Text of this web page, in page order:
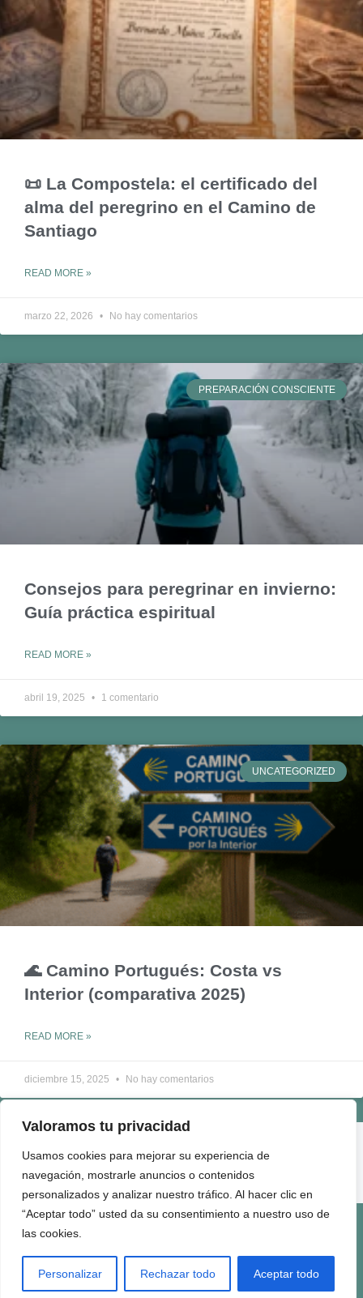
Valoramos tu privacidad
Usamos cookies para mejorar su experiencia de
navegación, mostrarle anuncios o contenidos
personalizados y analizar nuestro tráfico. Al hacer clic en
“Aceptar todo” usted da su consentimiento a nuestro uso de
las cookies.
Personalizar Rechazar todo Aceptar todo
📜 La Compostela: el certificado del
alma del peregrino en el Camino de
Santiago
READ MORE »
marzo 22, 2026 No hay comentarios
PREPARACIÓN CONSCIENTE
Consejos para peregrinar en invierno:
Guía práctica espiritual
READ MORE »
abril 19, 2025 1 comentario
UNCATEGORIZED
🌊 Camino Portugués: Costa vs
Interior (comparativa 2025)
READ MORE »
diciembre 15, 2025 No hay comentarios
QUIÉNES SOMOS
CONTACTO
Términos de Uso Politica de Privacidad
Politica de Cookies
Politica de Comentarios
El contenido de este sitio no puede reproducirse, distribuirse ni